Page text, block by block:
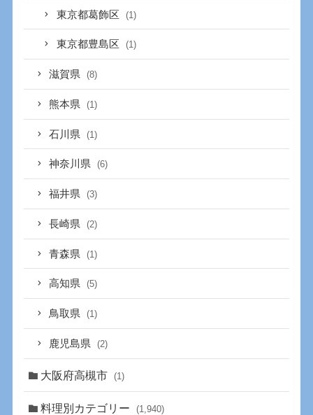
東京都葛飾区 (1)
東京都豊島区 (1)
滋賀県 (8)
熊本県 (1)
石川県 (1)
神奈川県 (6)
福井県 (3)
長崎県 (2)
青森県 (1)
高知県 (5)
鳥取県 (1)
鹿児島県 (2)
大阪府高槻市 (1)
料理別カテゴリー (1,940)